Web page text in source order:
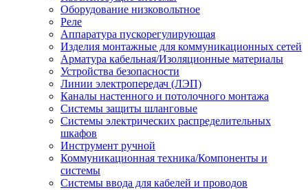
Оборудование низковольтное
Реле
Аппаратура пускорегулирующая
Изделия монтажные для коммуникационных сетей
Арматура кабельная/Изоляционные материалы
Устройства безопасности
Линии электропередач (ЛЭП)
Каналы настенного и потолочного монтажа
Системы защиты шланговые
Системы электрических распределительных
шкафов
Инструмент ручной
Коммуникационная техника/Компоненты и
системы
Системы ввода для кабелей и проводов